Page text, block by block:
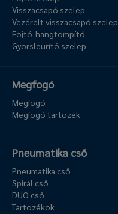
Visszacsapó szelep
Vezérelt visszacsapó szelep
Fojtó-hangtompító
Gyorsleürítő szelep
Megfogó
Megfogó
Megfogó tartozék
Pneumatika cső
Pneumatika cső
Spirál cső
DUO cső
Tartozékok